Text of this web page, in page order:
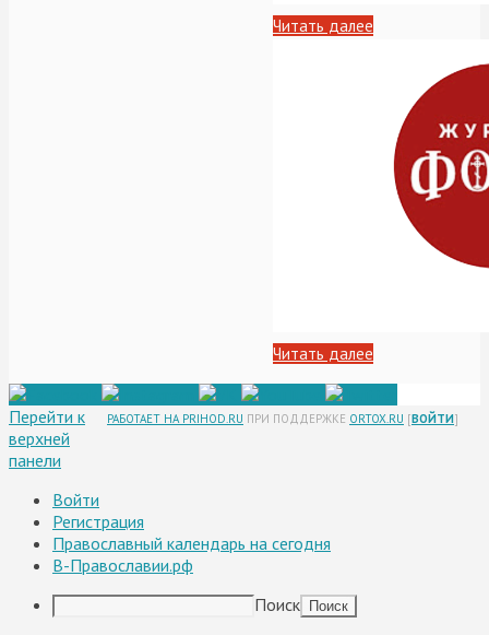
Читать далее
Читать далее
РАБОТАЕТ НА PRIHOD.RU ПРИ ПОДДЕРЖКЕ ORTOX.RU [ВОЙТИ]
Перейти к
верхней
панели
Войти
Регистрация
Православный календарь на сегодня
В-Православии.рф
Поиск